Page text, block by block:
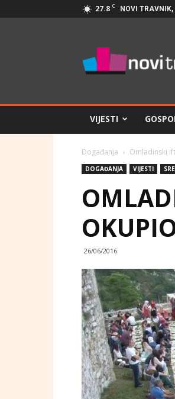
27.8 C NOVI TRAVNIK,
Travnik.ba
VIJESTI
Događanja Omladinski
DOGAĐANJA VIJESTI
26/06/2016